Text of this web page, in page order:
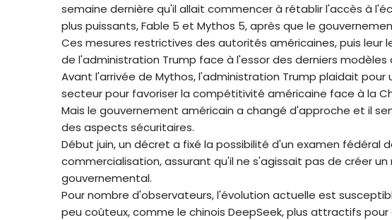
semaine dernière qu'il allait commencer à rétablir l'accès à
plus puissants, Fable 5 et Mythos 5, après que le
Ces mesures restrictives des autorités américaines, puis leur
de l'administration Trump face à l'essor des derniers modèles
Avant l'arrivée de Mythos, l'administration Trump plaidait
secteur pour favoriser la compétitivité américaine face à la
Mais le gouvernement américain a changé d'approche et il
des aspects sécuritaires.
Début juin, un décret a fixé la possibilité d'un examen fédéral
commercialisation, assurant qu'il ne s'agissait pas de créer
gouvernemental.
Pour nombre d'observateurs, l'évolution actuelle est
peu coûteux, comme le chinois DeepSeek, plus attractifs